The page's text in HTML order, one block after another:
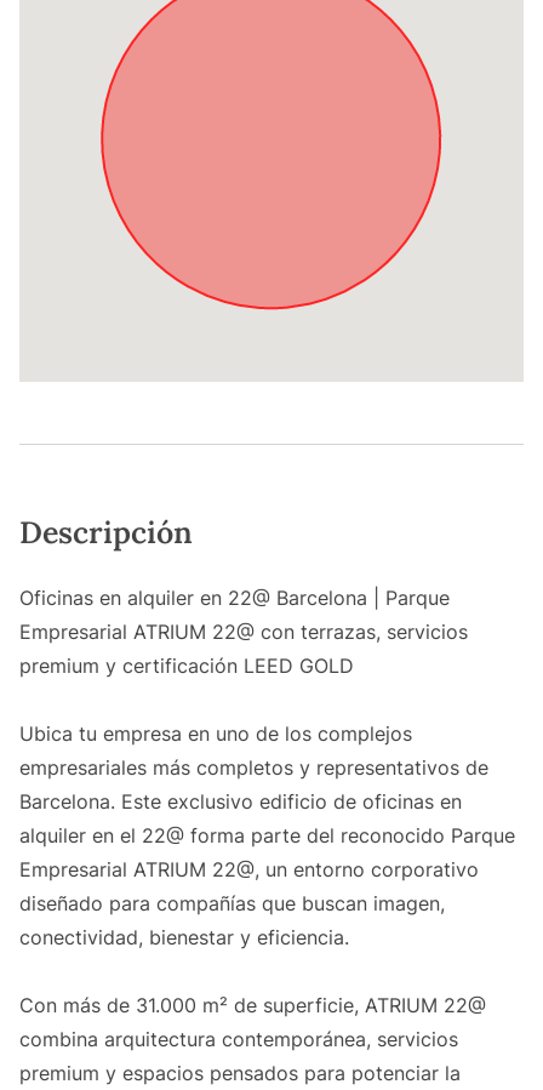
Descripción
Oficinas en alquiler en 22@ Barcelona | Parque
Empresarial ATRIUM 22@ con terrazas, servicios
premium y certificación LEED GOLD
Ubica tu empresa en uno de los complejos
empresariales más completos y representativos de
Barcelona. Este exclusivo edificio de oficinas en
alquiler en el 22@ forma parte del reconocido Parque
Empresarial ATRIUM 22@, un entorno corporativo
diseñado para compañías que buscan imagen,
conectividad, bienestar y eficiencia.
Con más de 31.000 m² de superficie, ATRIUM 22@
combina arquitectura contemporánea, servicios
premium y espacios pensados para potenciar la